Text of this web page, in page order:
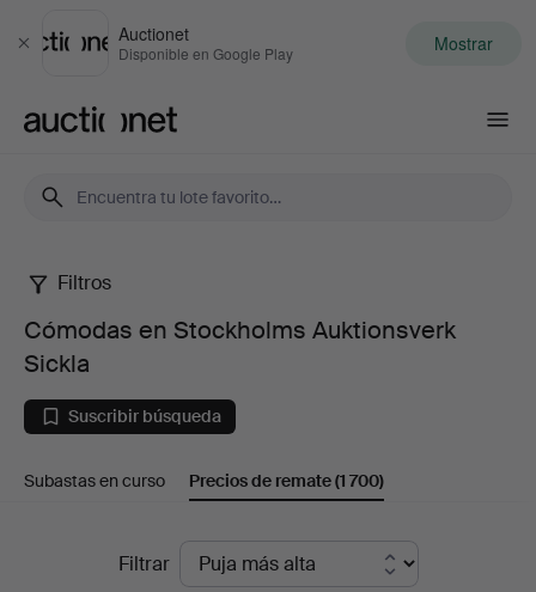
Cerrar
Auctionet
Disponible en Google Play Mostrar
Cómodas
en
Stockholms
Auktionsverk
Filtros
Cómodas en Stockholms Auktionsverk
Sickla
Suscribir búsqueda
Subastas en curso Precios de remate(1 700)
Filtrar